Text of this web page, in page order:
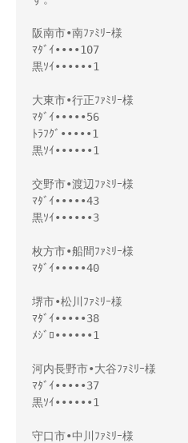
阪南市•南ﾌｧﾐﾘｰ様
ﾏﾀﾞｲ••••107
黒ｿｲ••••••1
大東市•行正ﾌｧﾐﾘｰ様
ﾏﾀﾞｲ•••••56
ﾄﾗﾌｸﾞ•••••1
黒ｿｲ••••••1
交野市•渡辺ﾌｧﾐﾘｰ様
ﾏﾀﾞｲ•••••43
黒ｿｲ••••••3
枚方市•船間ﾌｧﾐﾘｰ様
ﾏﾀﾞｲ•••••40
堺市•松川ﾌｧﾐﾘｰ様
ﾏﾀﾞｲ•••••38
ﾒｼﾞﾛ••••••1
河内長野市•大谷ﾌｧﾐﾘｰ様
ﾏﾀﾞｲ•••••37
黒ｿｲ••••••1
守口市•中川ﾌｧﾐﾘｰ様